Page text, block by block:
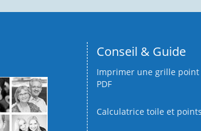
Conseil & Guide
Imprimer une grille point
PDF
Calculatrice toile et points